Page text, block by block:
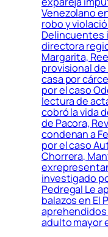
Venezolano
robo y
Delincuentes
directora
Margarita,
provisional de
casa por
por el caso
lectura de
cobró la vida
de Pacora,
condenan a
por el caso
Chorrera,
investigado
Pedregal Le
balazos en El
aprehendidos
adulto mayor